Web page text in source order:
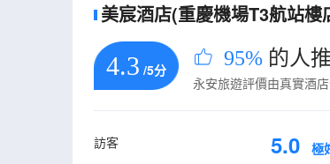
美宸酒店(重慶機場T3航站
4.3 /5分 95% 的人
永安旅遊評價由真實酒
訪客
5.0 極